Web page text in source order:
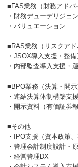
■FAS業務（財務アドバ
・財務デューデリジェ
・バリュエーション
■RAS業務（リスクアド
・JSOX導入支援・整
・内部監査導入支援・
■BPO業務（決算・開示
・連結決算体制構築支
・開示資料（有価証券
■その他
・IPO支援（資本政策
・管理会計制度設計・
・経営管理DX